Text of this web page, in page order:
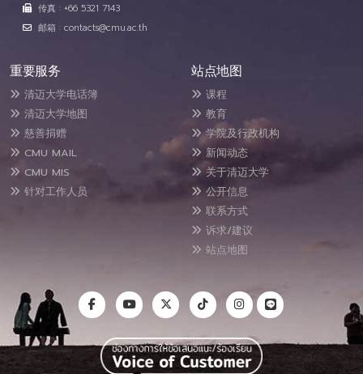
传真 : +66 5321 7143
邮箱 : contacts@cmu.ac.th
重要服务
清迈大学电话簿
清迈大学地图
慈善捐赠
CMU MAIL
CMU MIS
针对工作人员
站点地图
课程
教育
学院及行政机构
新闻动态
关于清迈大学
公开信息
联系方式
诉求/建议
站点地图